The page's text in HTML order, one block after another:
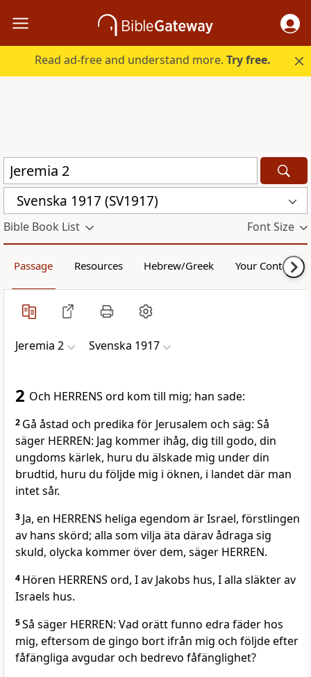
Read ad-free and understand more.Try free.
Svenska 1917 (SV1917)
Bible Book List Font Size
Passage Resources Hebrew/Greek Your Content
Jeremia 2 Svenska 1917
2 Och HERRENS ord kom till mig; han sade:
2 Gå åstad och predika för Jerusalem och säg: Så
säger HERREN: Jag kommer ihåg, dig till godo, din
ungdoms kärlek, huru du älskade mig under din
brudtid, huru du följde mig i öknen, i landet där man
intet sår.
3 Ja, en HERRENS heliga egendom är Israel, förstlingen
av hans skörd; alla som vilja äta därav ådraga sig
skuld, olycka kommer över dem, säger HERREN.
4 Hören HERRENS ord, I av Jakobs hus, I alla släkter av
Israels hus.
5Så säger HERREN: Vad orätt funno edra fäder hos
mig, eftersom de gingo bort ifrån mig och följde efter
fåfängliga avgudar och bedrevo fåfänglighet?